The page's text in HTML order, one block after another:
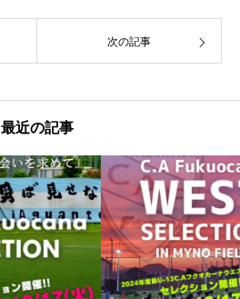
次の記事
最近の記事